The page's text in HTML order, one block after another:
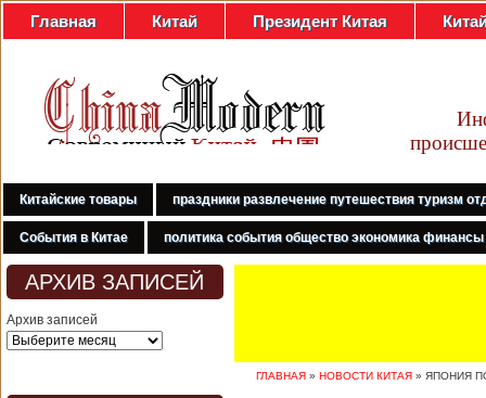
Главная Китай Президент Китая
Китайские товары праздники развлечение путешествия туризм
События в Китае политика события общество экономика финансы
АРХИВ ЗАПИСЕЙ
Архив записей
ГЛАВНАЯ » НОВОСТИ КИТАЯ » ЯПОНИЯ